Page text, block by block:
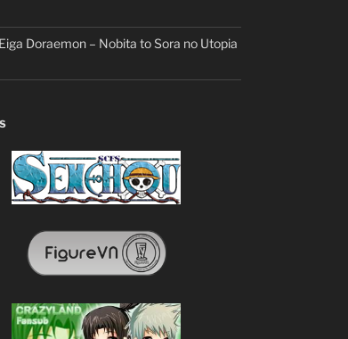
Eiga Doraemon – Nobita to Sora no Utopia